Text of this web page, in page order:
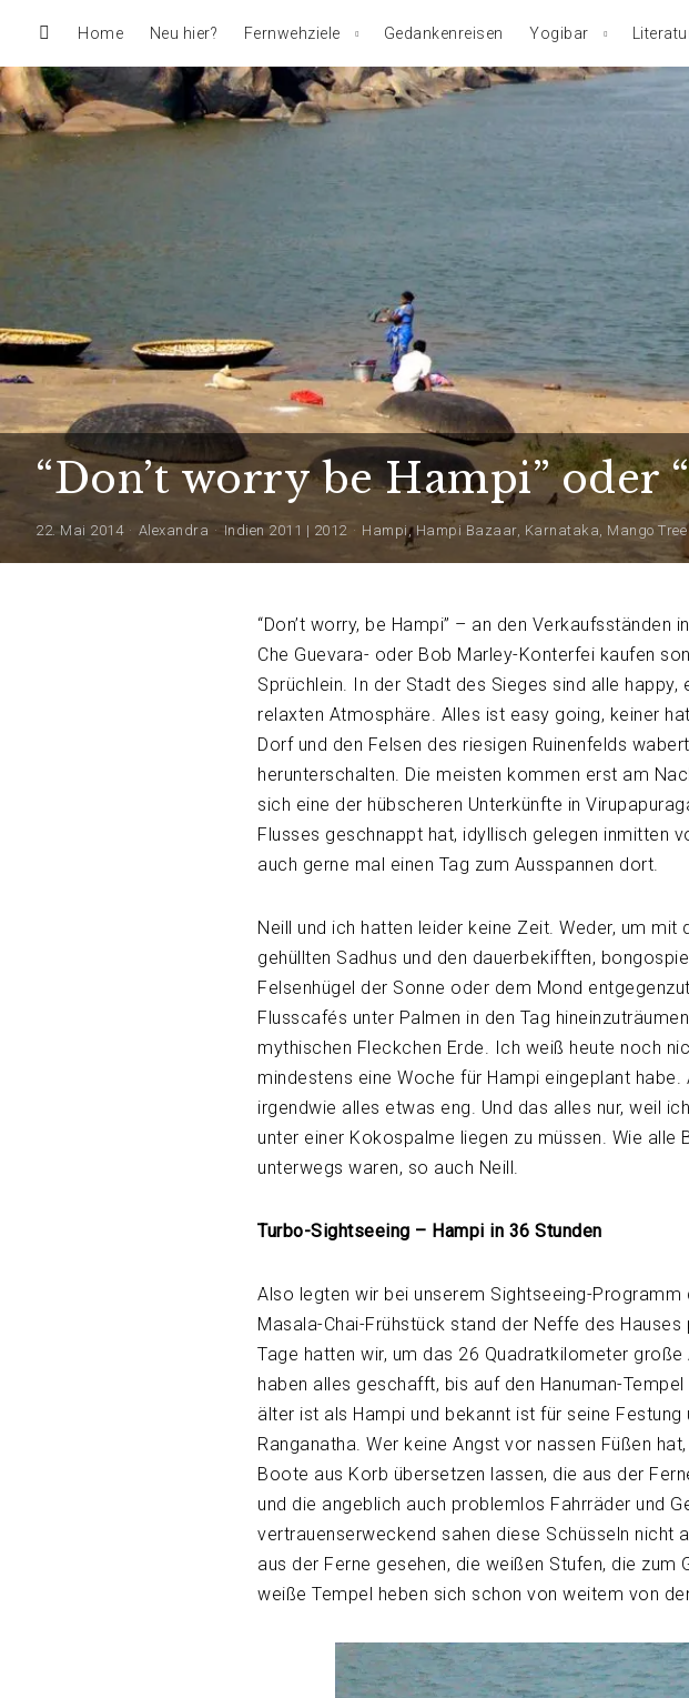
Home Neu hier? Fernwehziele Gedankenreisen Yogibar
“Don’t worry be Hampi” oder
22. Mai 2014 Alexandra Indien 2011 | 2012 Hampi,Hampi Bazaar, Karnataka, Mango
“Don’t worry, be Hampi” – an den Verkaufsständen
Che Guevara- oder Bob Marley-Konterfei kaufen
Sprüchlein. In der Stadt des Sieges sind alle
relaxten Atmosphäre. Alles ist easy going, keiner
Dorf und den Felsen des riesigen Ruinenfelds
herunterschalten. Die meisten kommen erst am
sich eine der hübscheren Unterkünfte in
Flusses geschnappt hat, idyllisch gelegen inmitten
auch gerne mal einen Tag zum Ausspannen dort.
Neill und ich hatten leider keine Zeit. Weder, um
gehüllten Sadhus und den dauerbekifften,
Felsenhügel der Sonne oder dem Mond
Flusscafés unter Palmen in den Tag
mythischen Fleckchen Erde. Ich weiß heute noch
mindestens eine Woche für Hampi eingeplant
irgendwie alles etwas eng. Und das alles nur, weil
unter einer Kokospalme liegen zu müssen. Wie alle
unterwegs waren, so auch Neill.
Turbo-Sightseeing – Hampi in 36 Stunden
Also legten wir bei unserem Sightseeing-
Masala-Chai-Frühstück stand der Neffe des
Tage hatten wir, um das 26 Quadratkilometer
haben alles geschafft, bis auf den Hanuman-
älter ist als Hampi und bekannt ist für seine
Ranganatha. Wer keine Angst vor nassen Füßen
Boote aus Korb übersetzen lassen, die aus der
und die angeblich auch problemlos Fahrräder und
vertrauenserweckend sahen diese Schüsseln nicht
aus der Ferne gesehen, die weißen Stufen, die
weiße Tempel heben sich schon von weitem von